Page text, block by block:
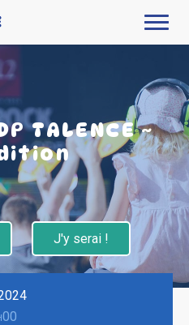
TALENCE ~
J'y serai !